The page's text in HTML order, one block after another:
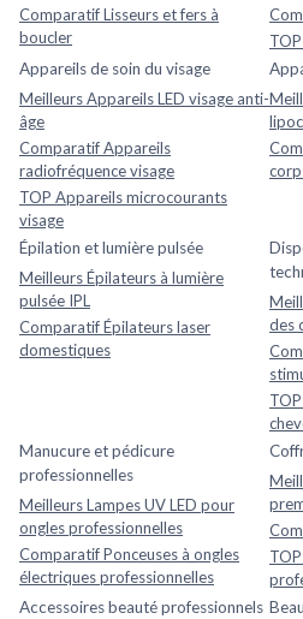
Comparatif Lisseurs et fers à
boucler
Appareils de soin du visage
Meilleurs Appareils LED visage anti-
âge
Comparatif Appareils
radiofréquence visage
TOP Appareils microcourants
visage
Épilation et lumière pulsée
Meilleurs Épilateurs à lumière
pulsée IPL
Comparatif Épilateurs laser
domestiques
des
Manucure et pédicure
professionnelles
Meilleurs Lampes UV LED pour
ongles professionnelles
Comparatif Ponceuses à ongles
électriques professionnelles
Accessoires beauté professionnels